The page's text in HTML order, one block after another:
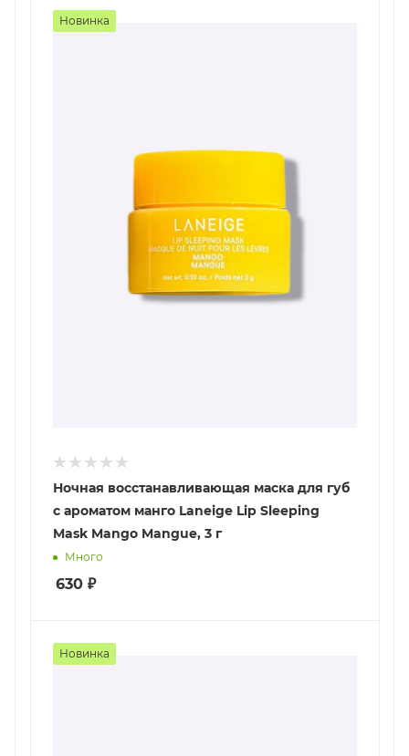
Новинка
Ночная восстанавливающая маска для губ
с ароматом манго Laneige Lip Sleeping
Mask Mango Mangue, 3 г
Много
630 ₽
Новинка